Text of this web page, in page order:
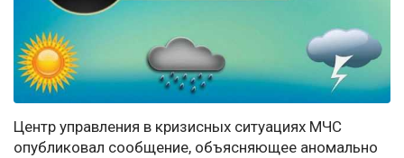
Центр управления в кризисных ситуациях МЧС
опубликовал сообщение, объясняющее аномально